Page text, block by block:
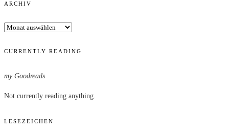
ARCHIV
Archiv
CURRENTLY READING
my Goodreads
Not currently reading anything.
LESEZEICHEN